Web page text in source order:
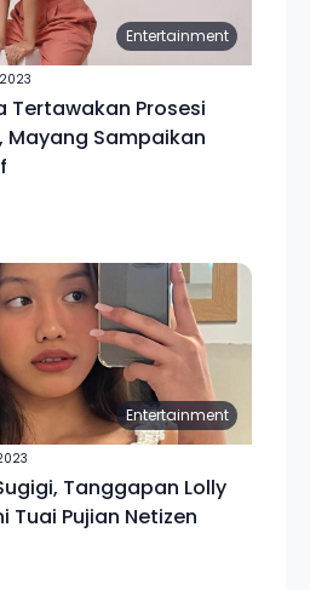
Entertainment
Tertawakan Prosesi
Mayang Sampaikan
Entertainment
Tanggapan Lolly
Tuai Pujian Netizen